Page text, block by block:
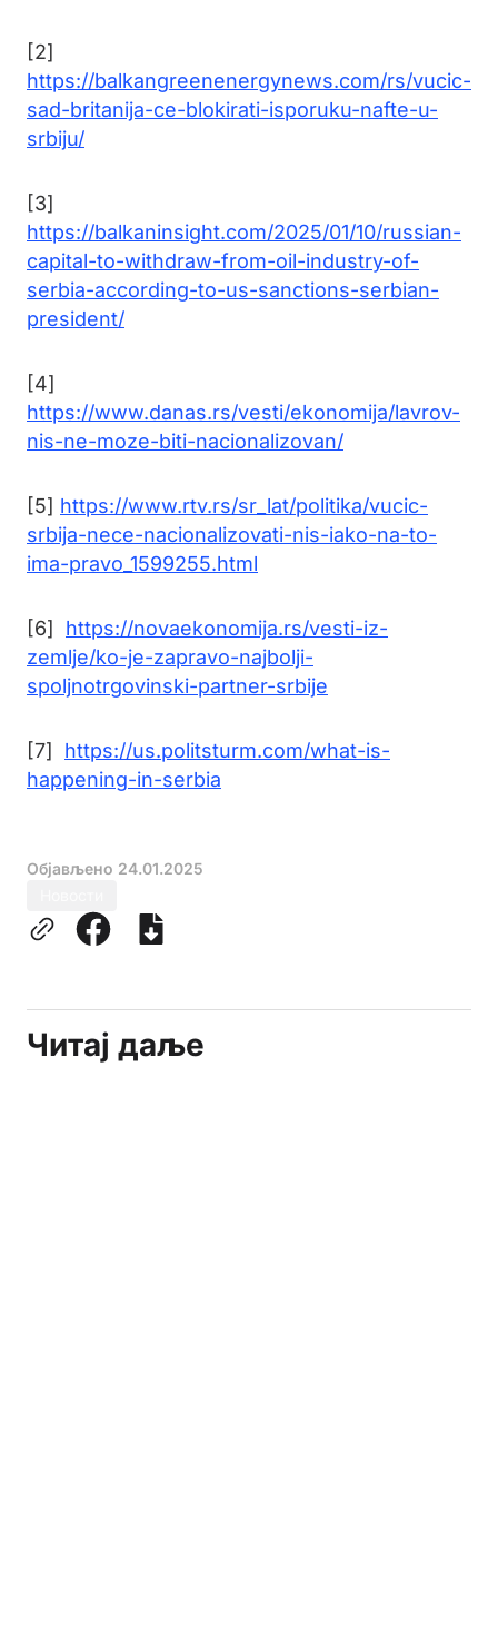
[2]
https://balkangreenenergynews.com/rs/vucic-
sad-britanija-ce-blokirati-isporuku-nafte-u-
srbiju/
[3]
https://balkaninsight.com/2025/01/10/russian-
capital-to-withdraw-from-oil-industry-of-
serbia-according-to-us-sanctions-serbian-
president/
[4]
https://www.danas.rs/vesti/ekonomija/lavrov-
nis-ne-moze-biti-nacionalizovan/
[5] https://www.rtv.rs/sr_lat/politika/vucic-
srbija-nece-nacionalizovati-nis-iako-na-to-
ima-pravo_1599255.html
[6] https://novaekonomija.rs/vesti-iz-
zemlje/ko-je-zapravo-najbolji-
spoljnotrgovinski-partner-srbije
[7] https://us.politsturm.com/what-is-
happening-in-serbia
Објављено 24.01.2025
Читај даље